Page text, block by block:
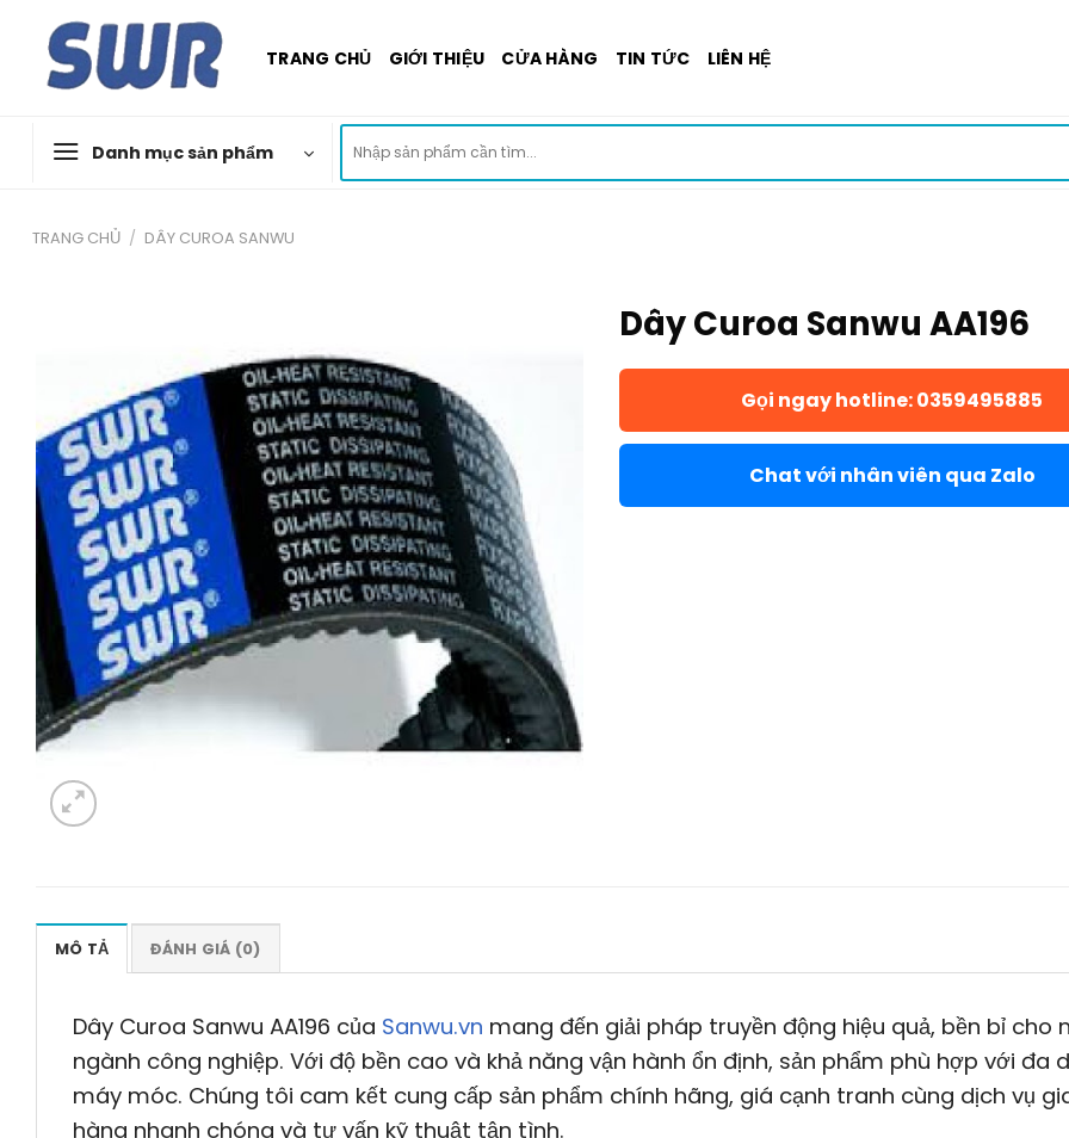
content
TRANG CHỦ GIỚI THIỆU CỬA HÀNG TIN TỨC LIÊN HỆ
Danh mục sản phẩm
kiếm:
TRANG CHỦ / DÂY CUROA SANWU
Dây Curoa Sanwu AA196
Gọi ngay hotline: 0359495885
Chat với nhân viên qua Zalo
MÔ TẢ ĐÁNH GIÁ (0)
Dây Curoa Sanwu AA196 của Sanwu.vn mang đến giải pháp truyền động hiệu quả, bền bỉ cho
ngành công nghiệp. Với độ bền cao và khả năng vận hành ổn định, sản phẩm phù hợp với đa
máy móc. Chúng tôi cam kết cung cấp sản phẩm chính hãng, giá cạnh tranh cùng dịch vụ
hàng nhanh chóng và tư vấn kỹ thuật tận tình.